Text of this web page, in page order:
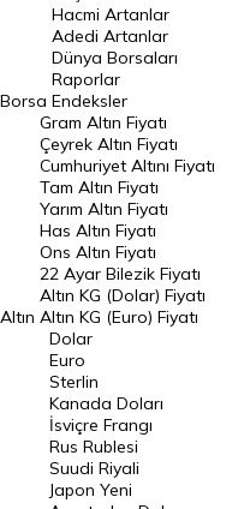
Hacmi Artanlar
Geçmiş Kapanışlar
Dünya Borsaları
Raporlar
Endeksler
DÖVİZ
Döviz Kuru
Dolar Kuru
Euro Kuru
Pound Kuru
Frank Kuru
Riyal Kuru
Avustralya Doları
Borsa
Hacmi Artanlar
Adedi Artanlar
Dünya Borsaları
Raporlar
Endeksler
Altın
Gram Altın Fiyatı
Çeyrek Altın Fiyatı
Cumhuriyet Altını Fiyatı
Tam Altın Fiyatı
Yarım Altın Fiyatı
Has Altın Fiyatı
Ons Altın Fiyatı
22 Ayar Bilezik Fiyatı
Altın KG (Dolar) Fiyatı
Altın KG (Euro) Fiyatı
Dolar
Euro
Sterlin
Kanada Doları
İsviçre Frangı
Rus Rublesi
Suudi Riyali
Japon Yeni